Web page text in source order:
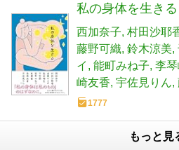
私の身体を生きる
西加奈子 村田沙耶
藤野可織 鈴木涼美
イ
能町みね子 李
崎友香 宇佐見りん
1777
もっと見